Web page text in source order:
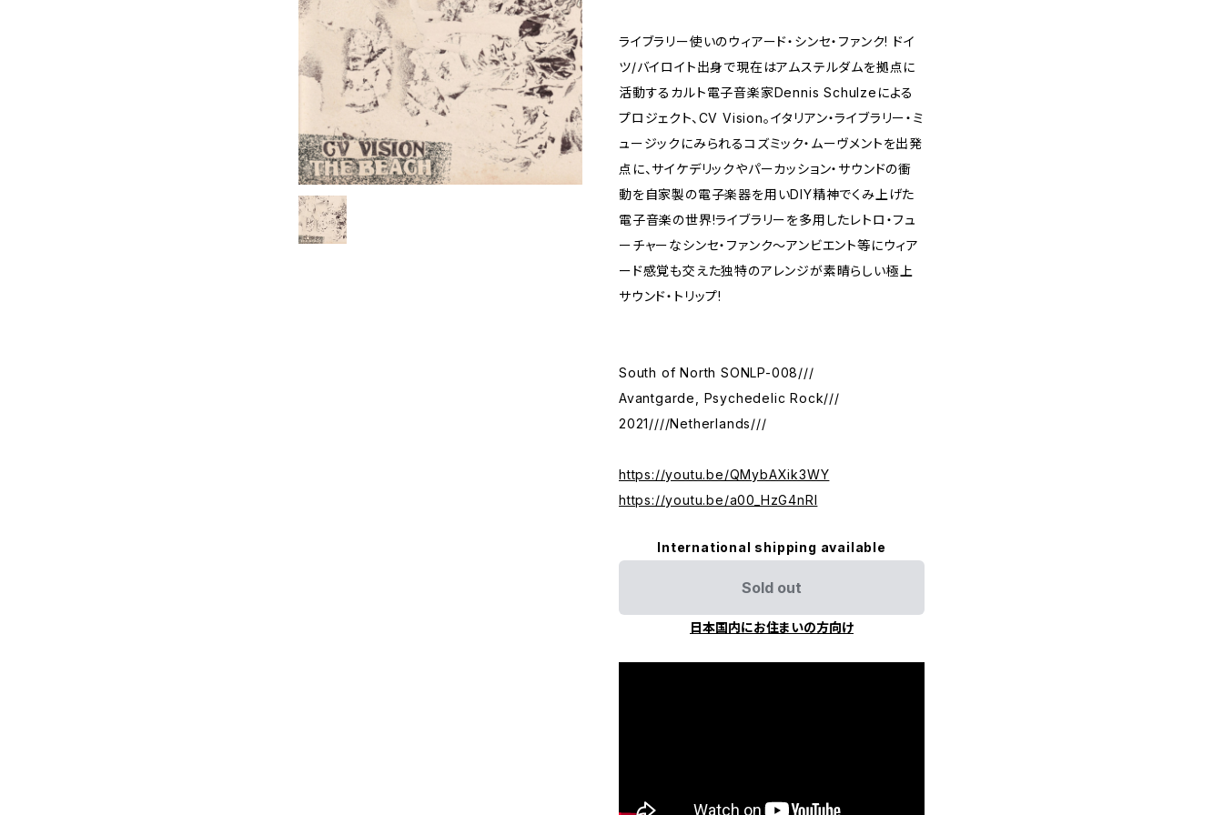
ライブラリー使いのウィアード・シンセ・ファンク! ドイ
ツ/バイロイト出身で現在はアムステルダムを拠点に
活動するカルト電子音楽家Dennis Schulzeによる
プロジェクト、CV Vision。イタリアン・ライブラリー・ミ
ュージックにみられるコズミック・ムーヴメントを出発
点に、サイケデリックやパーカッション・サウンドの衝
動を自家製の電子楽器を用いDIY精神でくみ上げた
電子音楽の世界!ライブラリーを多用したレトロ・フュ
ーチャーなシンセ・ファンク～アンビエント等にウィア
ード感覚も交えた独特のアレンジが素晴らしい極上
サウンド・トリップ!
South of North SONLP-008///
Avantgarde, Psychedelic Rock///
2021////Netherlands///
https://youtu.be/QMybAXik3WY
https://youtu.be/a00_HzG4nRI
International shipping available
Sold out
日本国内にお住まいの方向け